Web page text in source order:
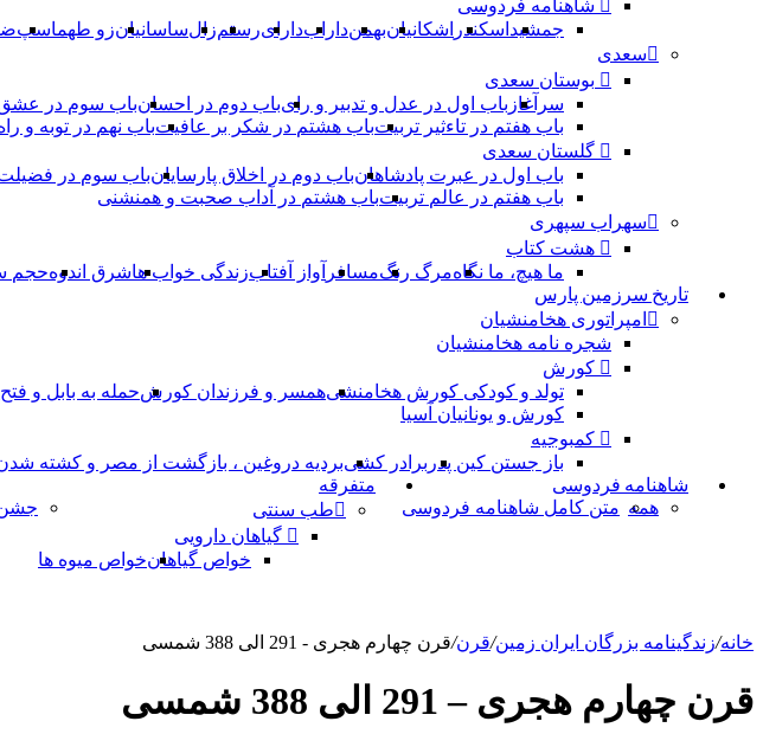
شاهنامه فردوسی
جمشید اسکندر اشکانیانبهمندارابدارایرستمزالساسانیانزو طهماسپ‏
سعدی
بوستان سعدی
سرآغاز باب اول در عدل و تدبیر و رایباب دوم در احسانباب سوم در
باب هفتم در تاءثیر تربیتباب هشتم در شکر بر عافیتباب نهم در توبه و
گلستان سعدی
باب اول در عبرت پادشاهانباب دوم در اخلاق پارسایانباب سوم در
باب هفتم در عالم تربیتباب هشتم در آداب صحبت و همنشنى
سهراب سپهری
هشت کتاب
ما هیچ، ما نگاهمرگ رنگمسافر آواز آفتابزندگی خواب هاشرق اندوهحجم
تاریخ سرزمین پارس
امپراتوری هخامنشیان
شجره نامه هخامنشیان
کورش
تولد و کودکی کورش هخامنشیهمسر و فرزندان کورشحمله به بابل و
کورش و یونانیان آسیا
کمبوجیه
باز جستن کین پدر برادر کشیبردیه دروغین ، بازگشت از مصر و کشته
شاهنامه فردوسی
همه متن کامل شاهنامه فردوسی
متفرقه
طب سنتی
گیاهان دارویی
خواص گیاهانخواص میوه ها
جشن
خانه/زندگینامه بزرگان ایران زمین/قرن/قرن چهارم هجری - 291 الی 388 شمسی
قرن چهارم هجری – 291 الی 388 شمسی